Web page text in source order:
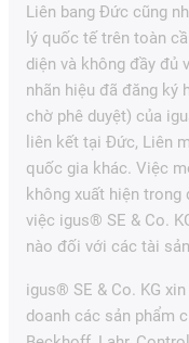
Liên bang Đức cũng
lý quốc tế trên toàn
diện và không đầy đủ
nhãn hiệu đã đăng ký
chờ phê duyệt) của
liên kết tại Đức, Liên
quốc gia khác. Việc
không xuất hiện trong
việc igus® SE & Co.
nào đối với các tài
igus® SE & Co. KG
doanh các sản phẩm